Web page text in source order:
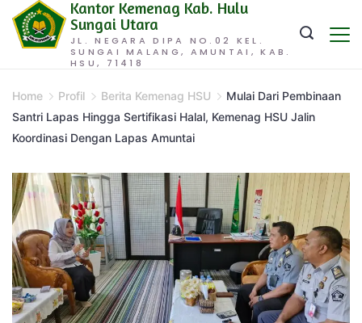
Skip
JL. NEGARA DIPA NO.02 KEL.
SUNGAI MALANG, AMUNTAI, KAB.
HSU, 71418
Kantor Kemenag Kab. Hulu
Sungai Utara
Home Profil Berita Kemenag HSU
Mulai Dari Pembinaan
Santri Lapas Hingga Sertifikasi Halal, Kemenag HSU Jalin
Koordinasi Dengan Lapas Amuntai